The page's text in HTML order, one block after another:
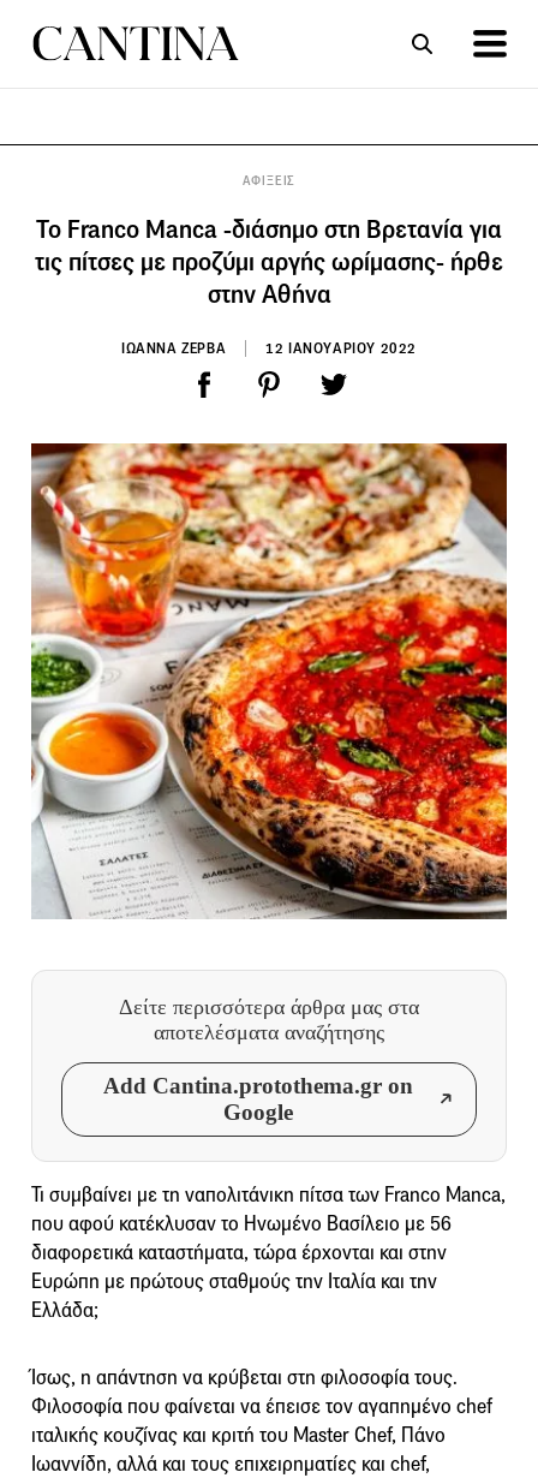
ΑΦΙΞΕΙΣ
Το Franco Manca -διάσημο στη Βρετανία για
τις πίτσες με προζύμι αργής ωρίμασης- ήρθε
στην Αθήνα
ΙΩΑΝΝΑ ΖΕΡΒΑ 12 ΙΑΝΟΥΑΡΙΟΥ 2022
Δείτε περισσότερα άρθρα μας στα
αποτελέσματα αναζήτησης
Add Cantina.protothema.gr on
Google
Τι συμβαίνει με τη ναπολιτάνικη πίτσα των Franco Manca,
που αφού κατέκλυσαν το Ηνωμένο Βασίλειο με 56
διαφορετικά καταστήματα, τώρα έρχονται και στην
Ευρώπη με πρώτους σταθμούς την Ιταλία και την
Ελλάδα;
Ίσως, η απάντηση να κρύβεται στη φιλοσοφία τους.
Φιλοσοφία που φαίνεται να έπεισε τον αγαπημένο chef
ιταλικής κουζίνας και κριτή του Master Chef, Πάνο
Ιωαννίδη, αλλά και τους επιχειρηματίες και chef,